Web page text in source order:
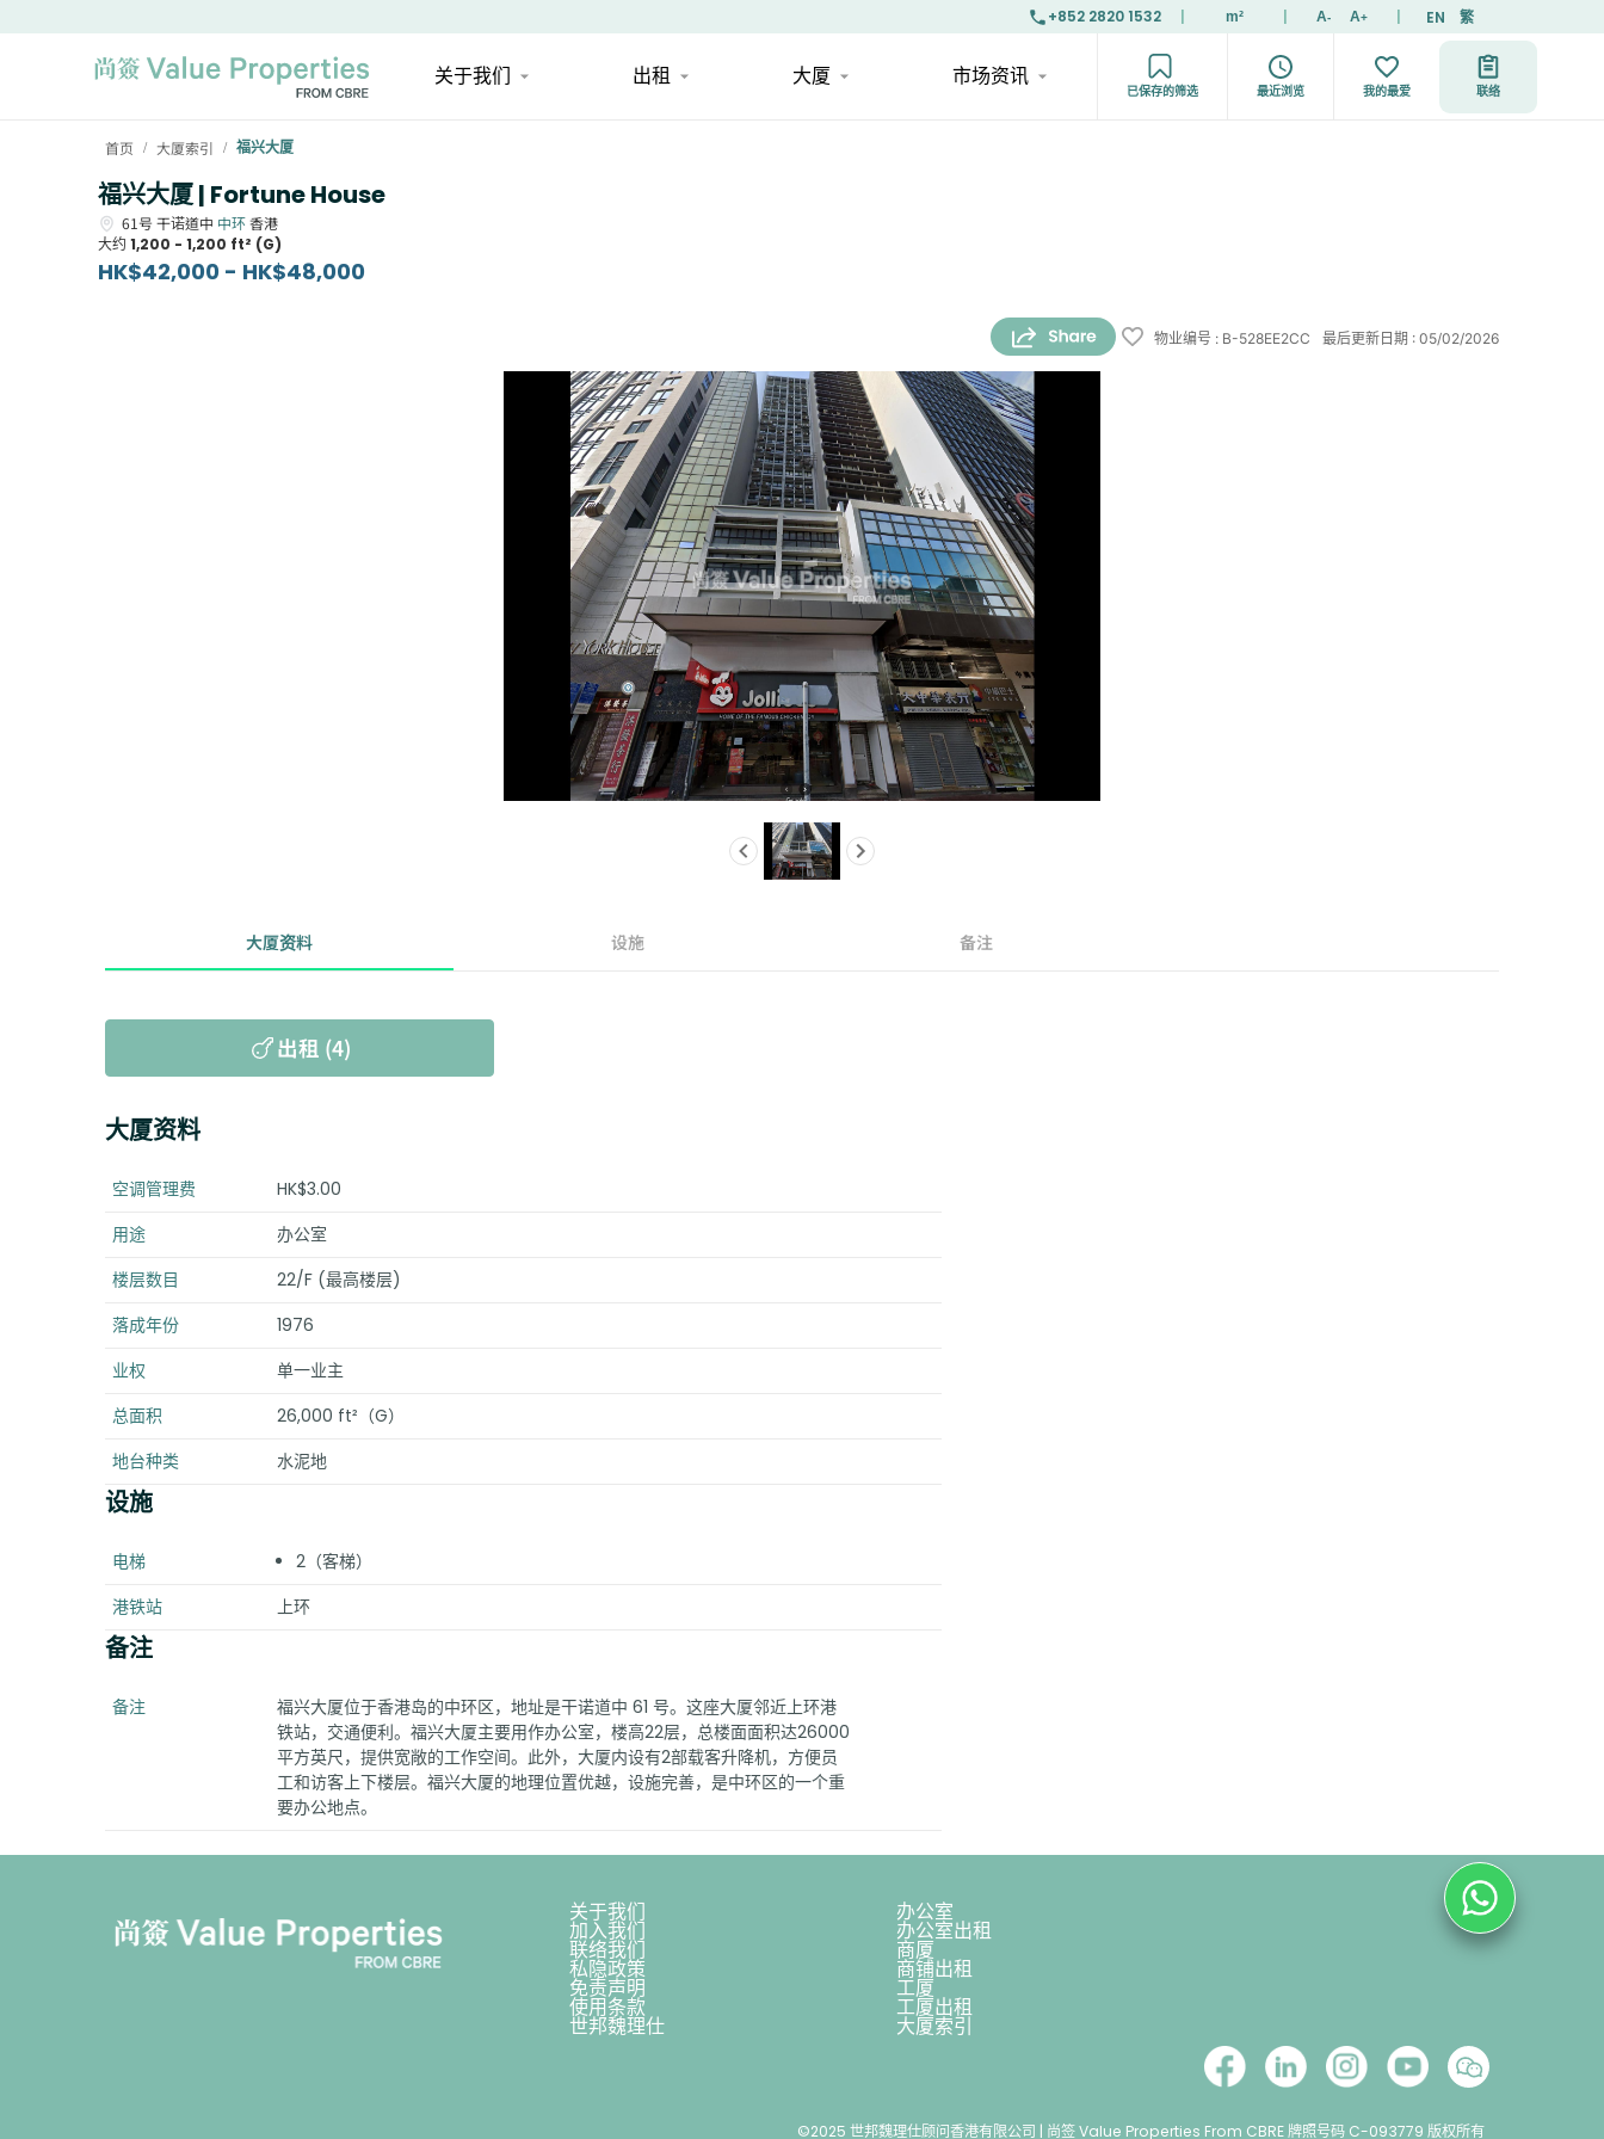
+852 2820 1532 m² A- A+ EN 繁
关于我们 出租 大厦 市场资讯
已保存的筛选 最近浏览 我的最爱 联络
首页 / 大厦索引 / 福兴大厦
福兴大厦 | Fortune House
61号 干诺道中 中环香港
大约 1,200 - 1,200 ft² (G)
HK$42,000 - HK$48,000
物业编号 : B-528EE2CC 最后更新日期 : 05/02/2026
大厦资料 设施 备注
出租 (4)
大厦资料
空调管理费
HK$3.00
用途
办公室
楼层数目
22/F (最高楼层)
落成年份
1976
业权
单一业主
总面积
26,000 ft²（G）
地台种类
水泥地
设施
电梯
2（客梯）
港铁站
上环
备注
备注
福兴大厦位于香港岛的中环区，地址是干诺道中 61 号。这座大厦邻近上环港
铁站，交通便利。福兴大厦主要用作办公室，楼高22层，总楼面面积达26000
平方英尺，提供宽敞的工作空间。此外，大厦内设有2部载客升降机，方便员
工和访客上下楼层。福兴大厦的地理位置优越，设施完善，是中环区的一个重
要办公地点。
关于我们 办公室
加入我们 办公室出租
联络我们 商厦
私隐政策 商铺出租
免责声明 工厦
使用条款 工厦出租
世邦魏理仕 大厦索引
©2025 世邦魏理仕顾问香港有限公司 | 尚签 Value Properties From CBRE 牌照号码 C-093779 版权所有